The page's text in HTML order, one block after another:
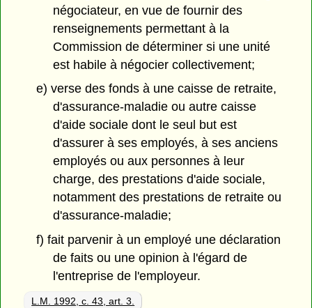
négociateur, en vue de fournir des
renseignements permettant à la
Commission de déterminer si une unité
est habile à négocier collectivement;
e) verse des fonds à une caisse de retraite,
d'assurance-maladie ou autre caisse
d'aide sociale dont le seul but est
d'assurer à ses employés, à ses anciens
employés ou aux personnes à leur
charge, des prestations d'aide sociale,
notamment des prestations de retraite ou
d'assurance-maladie;
f) fait parvenir à un employé une déclaration
de faits ou une opinion à l'égard de
l'entreprise de l'employeur.
L.M. 1992, c. 43, art. 3.